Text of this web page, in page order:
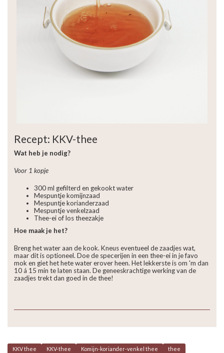
Recept: KKV-thee
Wat heb je nodig?
Voor 1 kopje
300 ml gefilterd en gekookt water
Mespuntje komijnzaad
Mespuntje korianderzaad
Mespuntje venkelzaad
Thee-ei of los theezakje
Hoe maak je het?
Breng het water aan de kook. Kneus eventueel de zaadjes wat,
maar dit is optioneel. Doe de specerijen in een thee-ei in je favo
mok en giet het hete water erover heen. Het lekkerste is om 'm dan
10 á 15 min te laten staan. De geneeskrachtige werking van de
zaadjes trekt dan goed in de thee!
KKV thee KKV-thee Komijn-koriander-venkel thee
thee